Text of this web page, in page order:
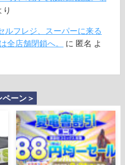
り
ルフレジ、スーパーに来る
全店舗閉鎖へ。
に 匿名 よ
ーン＞